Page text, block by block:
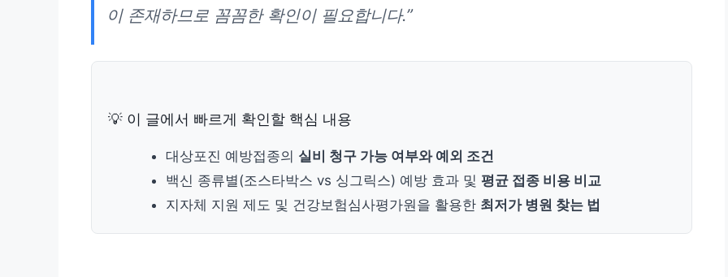
이 존재하므로 꼼꼼한 확인이 필요합니다.”
💡 이 글에서 빠르게 확인할 핵심 내용
대상포진 예방접종의 실비 청구 가능 여부와 예외 조건
백신 종류별(조스타박스 vs 싱그릭스) 예방 효과 및 평균 접종 비용 비교
지자체 지원 제도 및 건강보험심사평가원을 활용한 최저가 병원 찾는 법